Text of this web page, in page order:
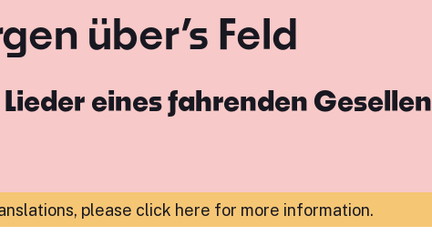
über’s Feld
Lieder eines fahrenden Gesellen
please click here for more information.